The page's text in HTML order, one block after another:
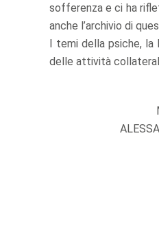
sofferenza e ci ha
anche l’archivio di
I temi della psiche, la
delle attività